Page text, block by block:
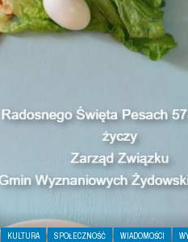
KULTURA SPOŁECZNOŚĆ WIADOMOŚCI